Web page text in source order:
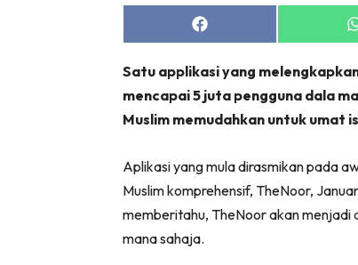
Share
on
Satu applikasi yang
mencapai 5 juta pengguna dala
Muslim memudahkan untuk umat
Aplikasi yang mula dirasmikan pada
Muslim komprehensif, TheNoor,
memberitahu, TheNoor akan menjadi
mana sahaja.